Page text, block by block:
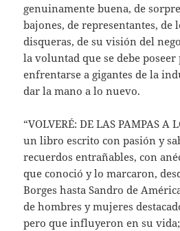
genuinamente buena, de
bajones, de representantes, de
disqueras, de su visión del
la voluntad que se debe
enfrentarse a gigantes de la
dar la mano a lo nuevo.
“VOLVERÉ: DE LAS PAMPAS A
un libro escrito con pasión y
recuerdos entrañables, con
que conoció y lo marcaron,
Borges hasta Sandro de
de hombres y mujeres
pero que influyeron en su